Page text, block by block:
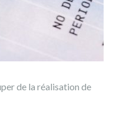
de la réalisation de